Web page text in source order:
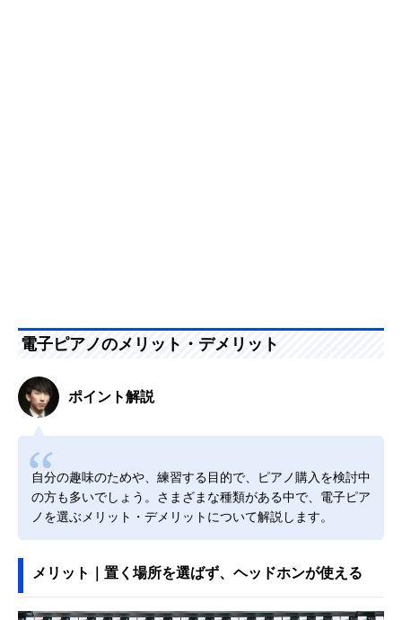
電子ピアノのメリット・デメリット
ポイント解説
自分の趣味のためや、練習する目的で、ピアノ購入を検討中
の方も多いでしょう。さまざまな種類がある中で、電子ピア
ノを選ぶメリット・デメリットについて解説します。
メリット｜置く場所を選ばず、ヘッドホンが使える